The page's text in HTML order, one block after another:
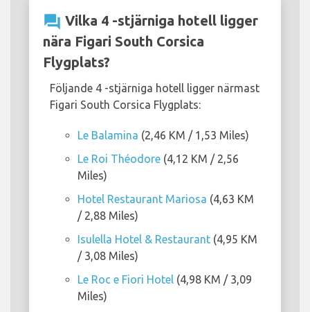
question_answer Vilka 4 -stjärniga hotell ligger
nära Figari South Corsica
Flygplats?
Följande 4 -stjärniga hotell ligger närmast
Figari South Corsica Flygplats:
Le Balamina (2,46 KM / 1,53 Miles)
Le Roi Théodore (4,12 KM / 2,56
Miles)
Hotel Restaurant Mariosa (4,63 KM
/ 2,88 Miles)
Isulella Hotel & Restaurant (4,95 KM
/ 3,08 Miles)
Le Roc e Fiori Hotel (4,98 KM / 3,09
Miles)